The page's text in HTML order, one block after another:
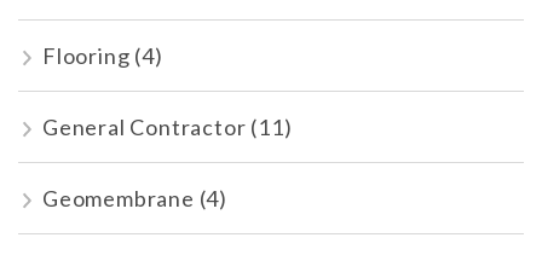
Flooring (4)
General Contractor (11)
Geomembrane (4)